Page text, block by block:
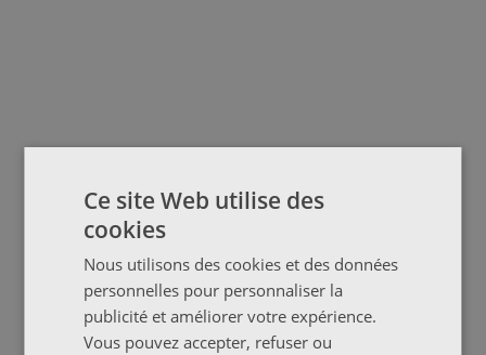
Ce site Web utilise des
cookies
Nous utilisons des cookies et des données
personnelles pour personnaliser la
publicité et améliorer votre expérience.
Vous pouvez accepter, refuser ou